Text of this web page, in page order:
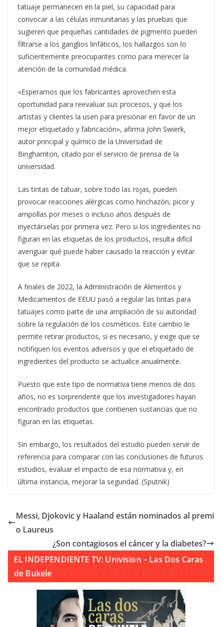
tatuaje permanecen en la piel, su capacidad para
convocar a las células inmunitarias y las pruebas que
sugieren que pequeñas cantidades de pigmento pueden
filtrarse a los ganglios linfáticos, los hallazgos son lo
suficientemente preocupantes como para merecer la
atención de la comunidad médica.
«Esperamos que los fabricantes aprovechen esta
oportunidad para reevaluar sus procesos, y que los
artistas y clientes la usen para presionar en favor de un
mejor etiquetado y fabricación», afirma John Swierk,
autor principal y químico de la Universidad de
Binghamton, citado por el servicio de prensa de la
universidad.
Las tintas de tatuar, sobre todo las rojas, pueden
provocar reacciones alérgicas como hinchazón, picor y
ampollas por meses o incluso años después de
inyectárselas por primera vez. Pero si los ingredientes no
figuran en las etiquetas de los productos, resulta difícil
averiguar qué puede haber causado la reacción y evitar
que se repita.
A finales de 2022, la Administración de Alimentos y
Medicamentos de EEUU pasó a regular las tintas para
tatuajes como parte de una ampliación de su autoridad
sobre la regulación de los cosméticos. Este cambio le
permite retirar productos, si es necesario, y exige que se
notifiquen los eventos adversos y que el etiquetado de
ingredientes del producto se actualice anualmente.
Puesto que este tipo de normativa tiene menos de dos
años, no es sorprendente que los investigadores hayan
encontrado productos que contienen sustancias que no
figuran en las etiquetas.
Sin embargo, los resultados del estudio pueden servir de
referencia para comparar con las conclusiones de futuros
estudios, evaluar el impacto de esa normativa y, en
última instancia, mejorar la seguridad. (Sputnik)
Messi, Djokovic y Haaland están nominados al premi
o Laureus
¿Son contagiosos el cáncer y la diabetes?
EL INDEPENDIENTE TV: Univision – Las Dos Caras
de Bukele